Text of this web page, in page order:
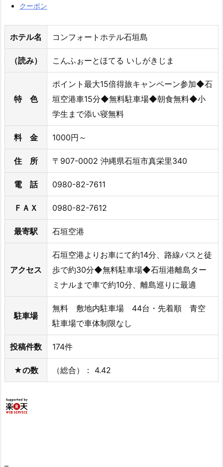
クーポン
ホテル名 コンフォートホテル石垣島
（読み） こんふぉーとほてる いしがきじま
特 色
ポイント最大15倍得旅キャンペーン参加◆石
垣空港車15分◆無料駐車場◆朝食無料◆小
学生まで添い寝無料
料 金 1000円～
住 所 〒907-0002 沖縄県石垣市真栄里340
電 話 0980-82-7611
ＦＡＸ 0980-82-7612
最寄駅 石垣空港
アクセス
石垣空港よりお車にて約14分、路線バスと徒
歩で約30分◆無料駐車場◆石垣港離島ター
ミナルまで車で約10分、離島巡りに最適
駐車場
無料 敷地内駐車場 44台・先着順 青空
駐車場で車体制限なし
投稿件数 174件
★の数 （総合）： 4.42